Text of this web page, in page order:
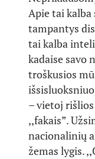
Apie tai
tampantys
tai kalba
kadaise savo
troškusios
– vietoj
,,fakais”.
nacionalinių
žemas lygis.